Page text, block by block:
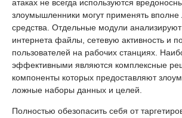
атаках не всегда используются
злоумышленники могут применять вполне
средства. Отдельные модули
интернета файлы, сетевую активность и
пользователей на рабочих станциях.
эффективными являются комплексные
компоненты которых предоставляют
ложные наборы данных и целей.
Полностью обезопасить себя от